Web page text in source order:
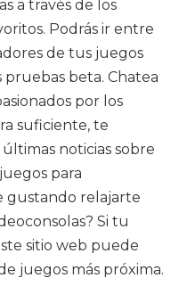
a través de los
Podrás ir entre
de tus juegos
beta. Chatea
por los
suficiente, te
noticias sobre
para
gustando relajarte
Si tu
sitio web puede
juegos más próxima.